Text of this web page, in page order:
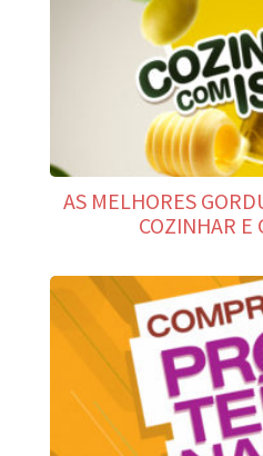
AS MELHORES
COZINHAR E